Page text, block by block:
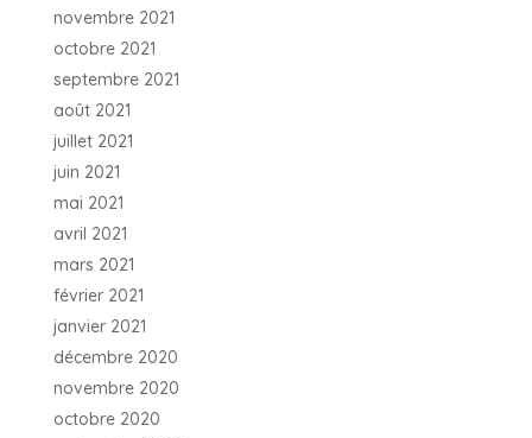
novembre 2021
octobre 2021
septembre 2021
août 2021
juillet 2021
juin 2021
mai 2021
avril 2021
mars 2021
février 2021
janvier 2021
décembre 2020
novembre 2020
octobre 2020